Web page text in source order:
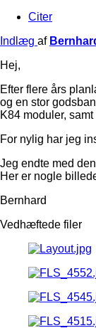
Citer
Indlæg af
Hej,
Efter flere års
og en stor
K84 moduler,
For nylig har jeg
Jeg endte med
Her er nogle
Bernhard
Vedhæftede filer